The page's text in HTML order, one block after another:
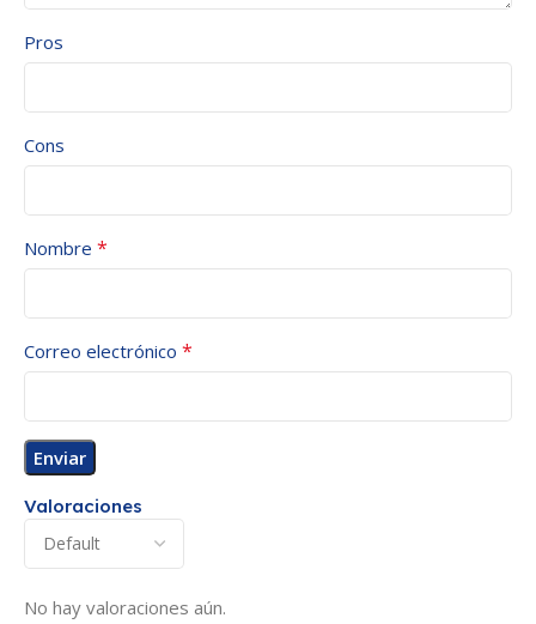
Valoraciones
No hay valoraciones aún.
Pros
Cons
Nombre *
Correo electrónico *